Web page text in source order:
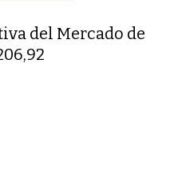
del Mercado de